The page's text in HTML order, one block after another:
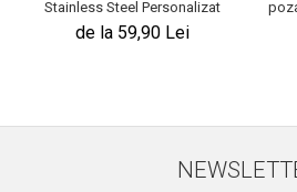
Stainless Steel Personalizat
de la 59,90 Lei